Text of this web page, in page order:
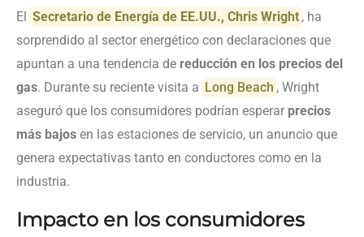
El Secretario de Energía de EE.UU., Chris Wright , ha
sorprendido al sector energético con declaraciones que
apuntan a una tendencia de reducción en los precios del
gas. Durante su reciente visita a Long Beach , Wright
aseguró que los consumidores podrían esperar precios
más bajos en las estaciones de servicio, un anuncio que
genera expectativas tanto en conductores como en la
industria.
Impacto en los consumidores